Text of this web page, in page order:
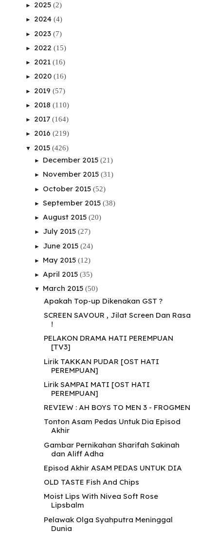
► 2025 (2)
► 2024 (4)
► 2023 (7)
► 2022 (15)
► 2021 (16)
► 2020 (16)
► 2019 (57)
► 2018 (110)
► 2017 (164)
► 2016 (219)
▼ 2015 (426)
► December 2015 (21)
► November 2015 (31)
► October 2015 (52)
► September 2015 (38)
► August 2015 (20)
► July 2015 (27)
► June 2015 (24)
► May 2015 (12)
► April 2015 (35)
▼ March 2015 (50)
Apakah Top-up Dikenakan GST ?
SCREEN SAVOUR , Jilat Screen Dan Rasa
!
PELAKON DRAMA HATI PEREMPUAN
[TV3]
Lirik TAKKAN PUDAR [OST HATI
PEREMPUAN]
Lirik SAMPAI MATI [OST HATI
PEREMPUAN]
REVIEW : AH BOYS TO MEN 3 - FROGMEN
Tonton Asam Pedas Untuk Dia Episod
Akhir
Gambar Pernikahan Sharifah Sakinah
dan Aliff Adha
Episod Akhir ASAM PEDAS UNTUK DIA
OLD TASTE Fish And Chips
Moist Lips With Nivea Soft Rose
Lipsbalm
Pelawak Olga Syahputra Meninggal
Dunia